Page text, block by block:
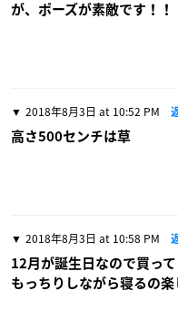
が、ポーズが素敵です！！
2018年8月3日 at 10:52 PM
高さ500センチは草
2018年8月3日 at 10:58 PM
12月が誕生日なので買っ
もっちりしながら寝る